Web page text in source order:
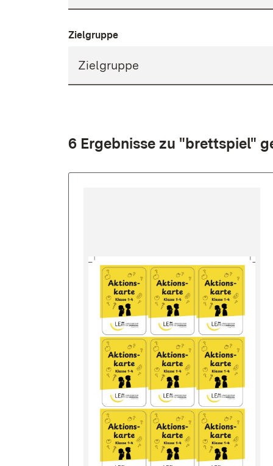
Zielgruppe
6 Ergebnisse zu "brettspiel"